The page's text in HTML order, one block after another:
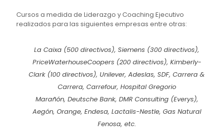
Cursos a medida de Liderazgo y Coaching Ejecutivo
realizados para las siguientes empresas entre otras:
La Caixa (500 directivos), Siemens (300 directivos),
PriceWaterhouseCoopers (200 directivos), Kimberly-
Clark (100 directivos), Unilever, Adeslas, SDF, Carrera &
Carrera, Carrefour, Hospital Gregorio
Marañón, Deutsche Bank, DMR Consulting (Everys),
Aegón, Orange, Endesa, Lactalis-Nestle, Gas Natural
Fenosa, etc.